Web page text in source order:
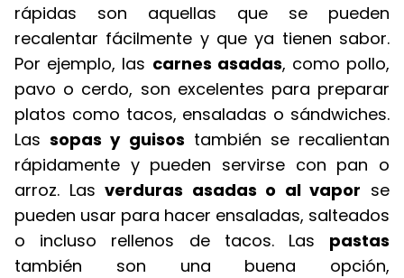
rápidas son aquellas que se pueden
recalentar fácilmente y que ya tienen sabor.
Por ejemplo, las carnes asadas, como pollo,
pavo o cerdo, son excelentes para preparar
platos como tacos, ensaladas o sándwiches.
Lassopas y guisos también se recalientan
rápidamente y pueden servirse con pan o
arroz. Lasverduras asadas o al vapor se
pueden usar para hacer ensaladas, salteados
o incluso rellenos de tacos. Las pastas
también son una buena opción,